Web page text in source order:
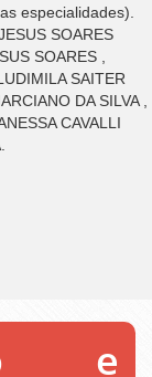
especialidades).
SOARES
SOARES ,
SAITER
DA SILVA ,
CAVALLI
e